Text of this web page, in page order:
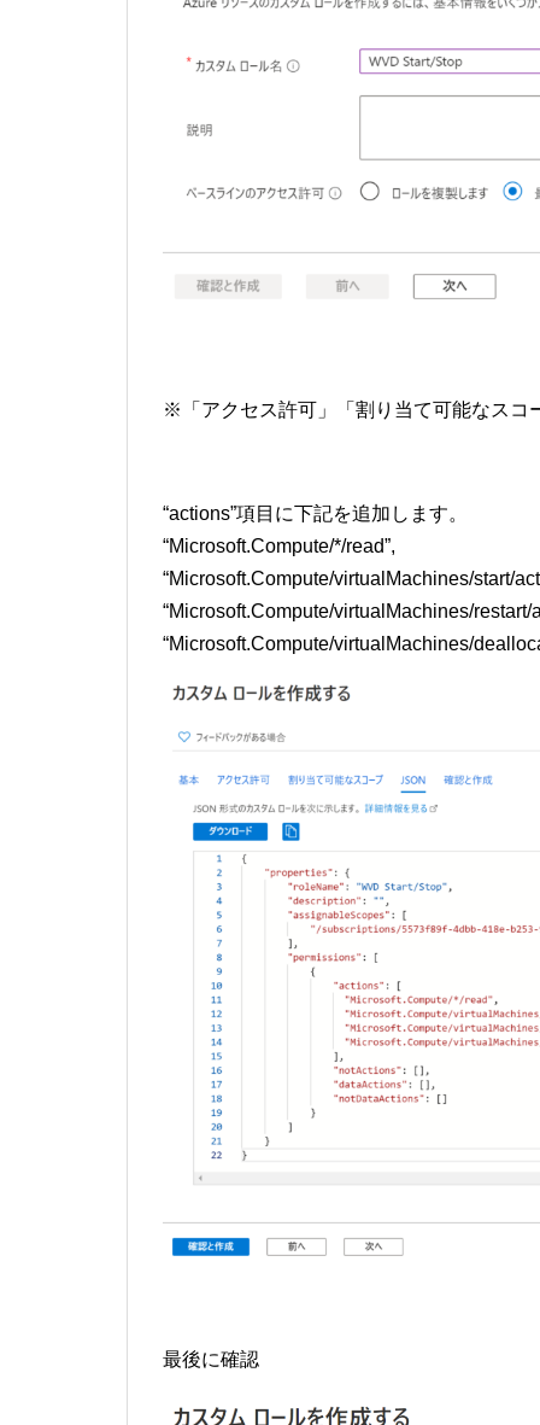
※「アクセス許可」「割り当て可能なスコ
“actions”項目に下記を追加します。
“Microsoft.Compute/*/read”,
“Microsoft.Compute/virtualMachines/start/
“Microsoft.Compute/virtualMachines/restart/
“Microsoft.Compute/virtualMachines/
最後に確認